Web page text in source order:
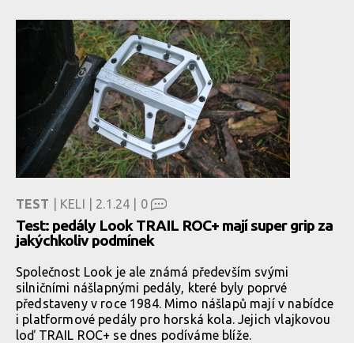
TEST | KELI | 2.1.24 | 0
Test: pedály Look TRAIL ROC+ mají super grip za
jakýchkoliv podmínek
Společnost Look je ale známá především svými
silničními nášlapnými pedály, které byly poprvé
představeny v roce 1984. Mimo nášlapů mají v nabídce
i platformové pedály pro horská kola. Jejich vlajkovou
loď TRAIL ROC+ se dnes podíváme blíže.